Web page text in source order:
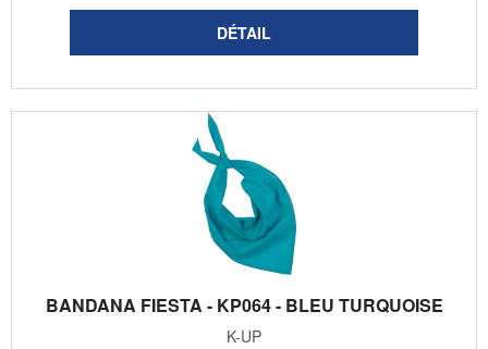
BANDANA FIESTA - KP064 - BLEU TURQUOISE
K-UP